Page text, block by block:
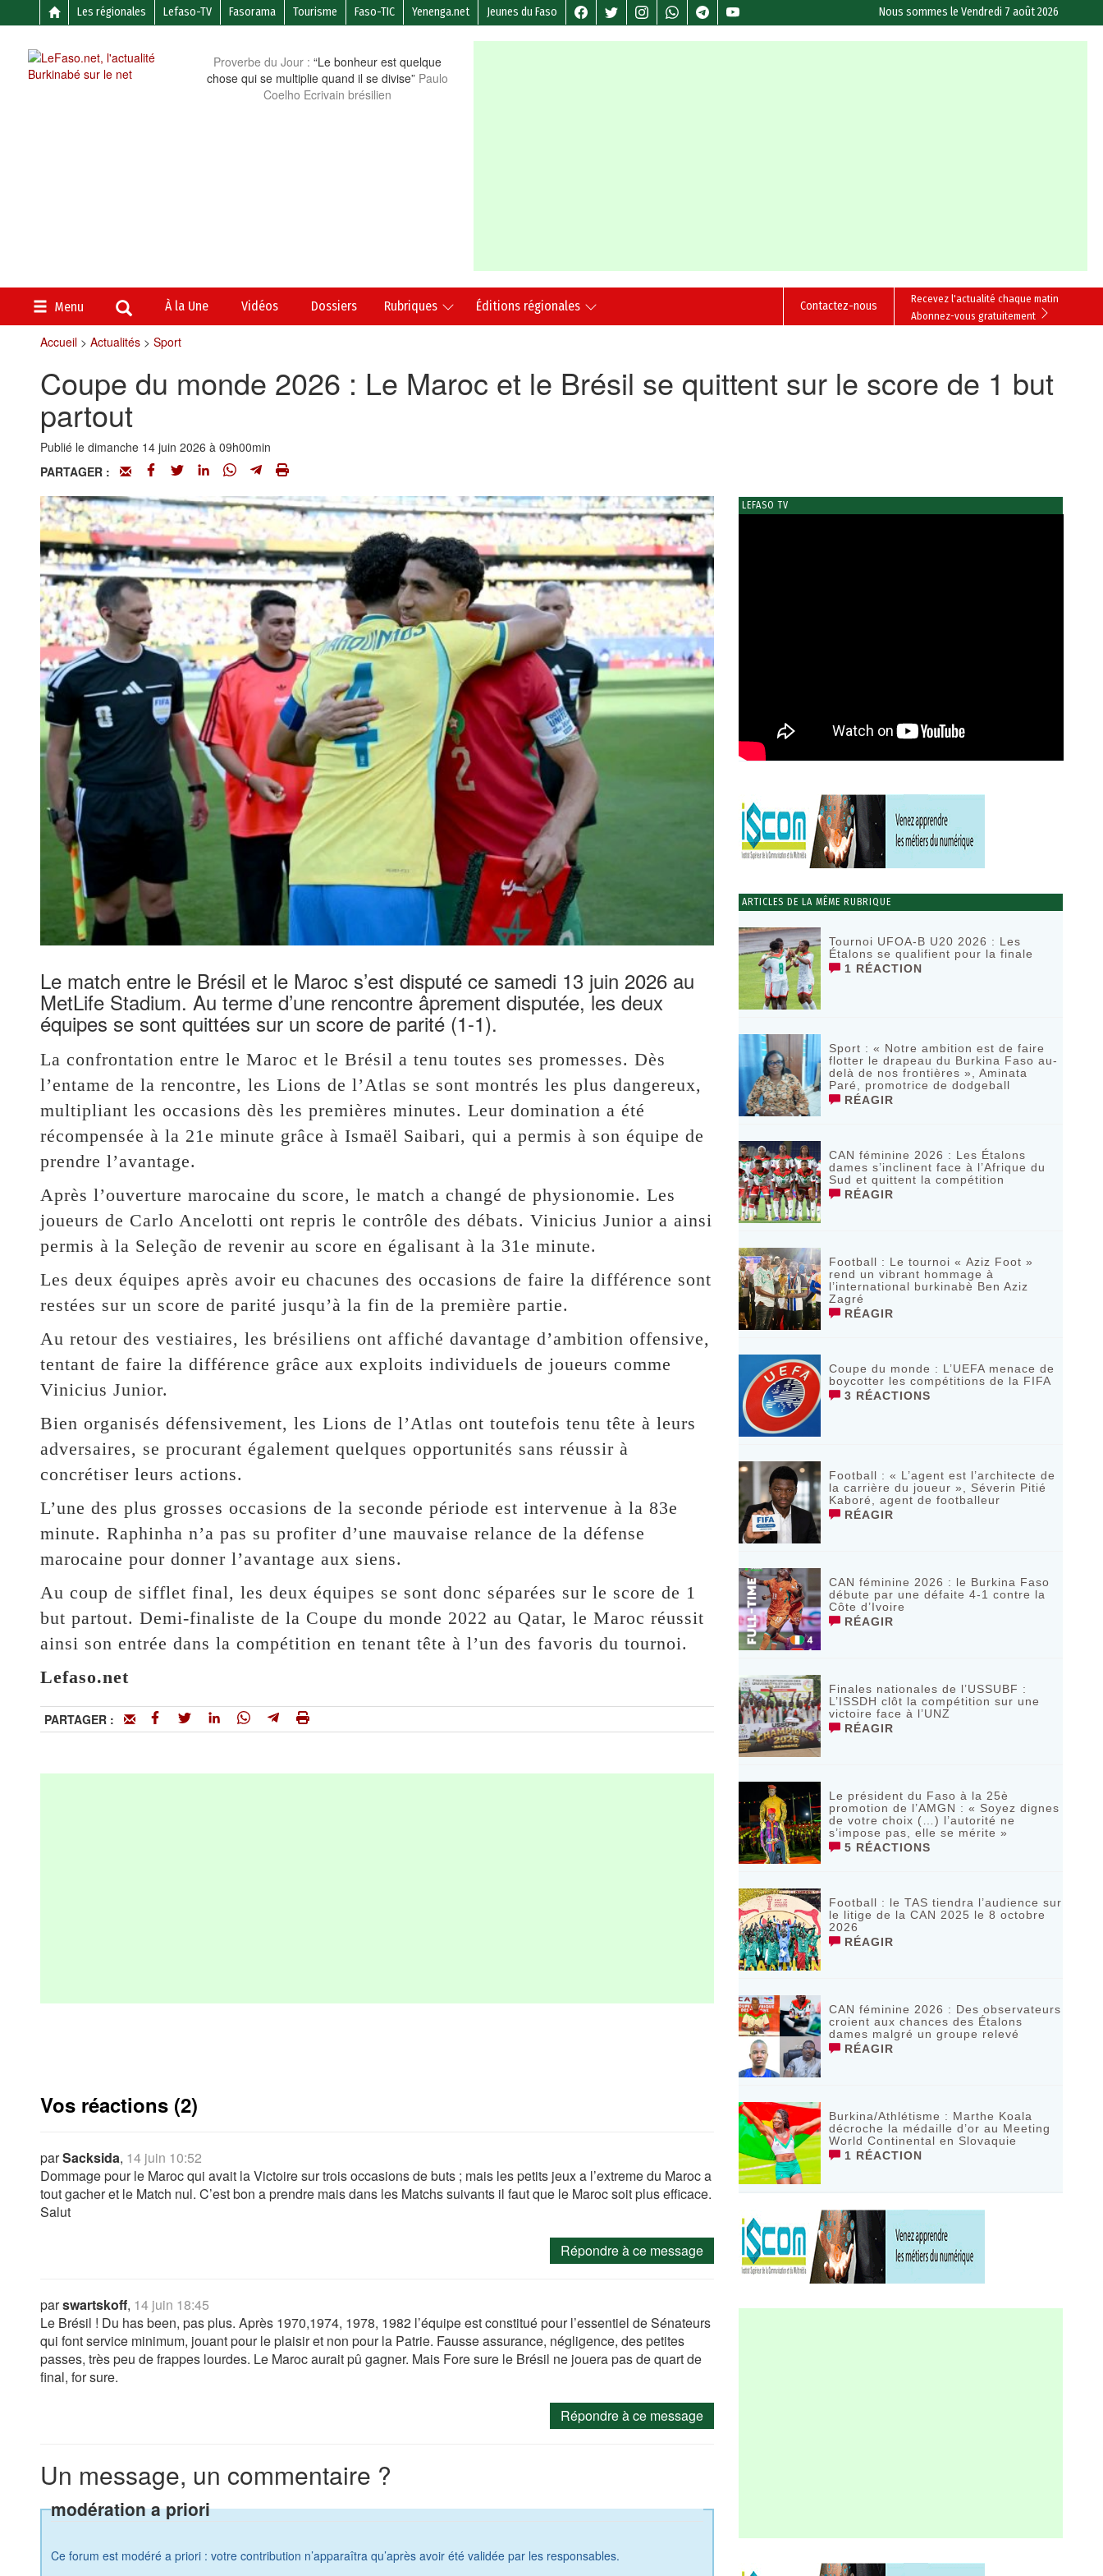
Les régionales Lefaso-TV Fasorama Tourisme Faso-TIC Yenenga.net Jeunes du Faso Nous sommes leVendredi 7 août 2026
Proverbe du Jour : “Le bonheur est quelque
chose qui se multiplie quand il se divise” Paulo
Coelho Ecrivain brésilien
Menu À la Une Vidéos Dossiers Rubriques Éditions régionales
Recevez l'actualité chaque matin
Abonnez-vous gratuitement
Contactez-nous
Accueil> Actualités> Sport
Coupe du monde 2026 : Le Maroc et le Brésil se quittent sur le score de 1 but
partout
Publié le dimanche 14 juin 2026 à 09h00min
PARTAGER :
Le match entre le Brésil et le Maroc s’est disputé ce samedi 13 juin 2026 au
MetLife Stadium. Au terme d’une rencontre âprement disputée, les deux
équipes se sont quittées sur un score de parité (1-1).
La confrontation entre le Maroc et le Brésil a tenu toutes ses promesses. Dès
l’entame de la rencontre, les Lions de l’Atlas se sont montrés les plus dangereux,
multipliant les occasions dès les premières minutes. Leur domination a été
récompensée à la 21e minute grâce à Ismaël Saibari, qui a permis à son équipe de
prendre l’avantage.
Après l’ouverture marocaine du score, le match a changé de physionomie. Les
joueurs de Carlo Ancelotti ont repris le contrôle des débats. Vinicius Junior a ainsi
permis à la Seleção de revenir au score en égalisant à la 31e minute.
Les deux équipes après avoir eu chacunes des occasions de faire la différence sont
restées sur un score de parité jusqu’à la fin de la première partie.
Au retour des vestiaires, les brésiliens ont affiché davantage d’ambition offensive,
tentant de faire la différence grâce aux exploits individuels de joueurs comme
Vinicius Junior.
Bien organisés défensivement, les Lions de l’Atlas ont toutefois tenu tête à leurs
adversaires, se procurant également quelques opportunités sans réussir à
concrétiser leurs actions.
L’une des plus grosses occasions de la seconde période est intervenue à la 83e
minute. Raphinha n’a pas su profiter d’une mauvaise relance de la défense
marocaine pour donner l’avantage aux siens.
Au coup de sifflet final, les deux équipes se sont donc séparées sur le score de 1
but partout. Demi-finaliste de la Coupe du monde 2022 au Qatar, le Maroc réussit
ainsi son entrée dans la compétition en tenant tête à l’un des favoris du tournoi.
Lefaso.net
PARTAGER :
Vos réactions (2)
parSacksida, 14 juin 10:52
Dommage pour le Maroc qui avait la Victoire sur trois occasions de buts ; mais les petits jeux a l’extreme du Maroc a
tout gacher et le Match nul. C’est bon a prendre mais dans les Matchs suivants il faut que le Maroc soit plus efficace.
Salut
Répondre à ce message
parswartskoff, 14 juin 18:45
Le Brésil ! Du has been, pas plus. Après 1970,1974, 1978, 1982 l’équipe est constitué pour l’essentiel de Sénateurs
qui font service minimum, jouant pour le plaisir et non pour la Patrie. Fausse assurance, négligence, des petites
passes, très peu de frappes lourdes. Le Maroc aurait pû gagner. Mais Fore sure le Brésil ne jouera pas de quart de
final, for sure.
Répondre à ce message
Un message, un commentaire ?
modération a priori
Ce forum est modéré a priori : votre contribution n’apparaîtra qu’après avoir été validée par les responsables.
LEFASO TV
ARTICLES DE LA MÊME RUBRIQUE
Tournoi UFOA-B U20 2026 : Les
Étalons se qualifient pour la finale
1 RÉACTION
Sport : « Notre ambition est de faire
flotter le drapeau du Burkina Faso au-
delà de nos frontières », Aminata
Paré, promotrice de dodgeball
RÉAGIR
CAN féminine 2026 : Les Étalons
dames s’inclinent face à l’Afrique du
Sud et quittent la compétition
RÉAGIR
Football : Le tournoi « Aziz Foot »
rend un vibrant hommage à
l’international burkinabè Ben Aziz
Zagré
RÉAGIR
Coupe du monde : L’UEFA menace de
boycotter les compétitions de la FIFA
3 RÉACTIONS
Football : « L’agent est l’architecte de
la carrière du joueur », Séverin Pitié
Kaboré, agent de footballeur
RÉAGIR
CAN féminine 2026 : le Burkina Faso
débute par une défaite 4-1 contre la
Côte d’Ivoire
RÉAGIR
Finales nationales de l’USSUBF :
L’ISSDH clôt la compétition sur une
victoire face à l’UNZ
RÉAGIR
Le président du Faso à la 25è
promotion de l’AMGN : « Soyez dignes
de votre choix (…) l’autorité ne
s’impose pas, elle se mérite »
5 RÉACTIONS
Football : le TAS tiendra l’audience sur
le litige de la CAN 2025 le 8 octobre
2026
RÉAGIR
CAN féminine 2026 : Des observateurs
croient aux chances des Étalons
dames malgré un groupe relevé
RÉAGIR
Burkina/Athlétisme : Marthe Koala
décroche la médaille d’or au Meeting
World Continental en Slovaquie ‎
1 RÉACTION